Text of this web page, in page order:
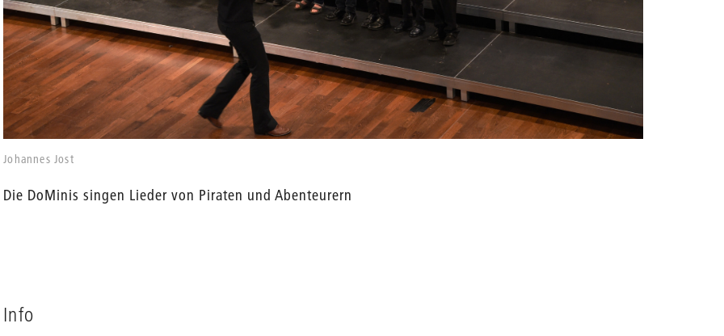
Johannes Jost
Die DoMinis singen Lieder von Piraten und Abenteurern
Info